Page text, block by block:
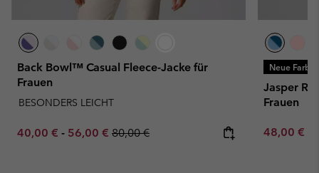
Back Bowl™ Casual Fleece-Jacke für
Frauen
BESONDERS LEICHT
Minimum sale price:
40,00 € - Maximum sale price:
56,00 € Regular price:
80,00 €
Neue
Jasper
Frauen
Minimum
48,00 €